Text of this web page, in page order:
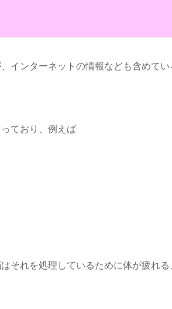
インターネットの情報なども含めて
ており、例えば
それを処理しているために体が疲れ